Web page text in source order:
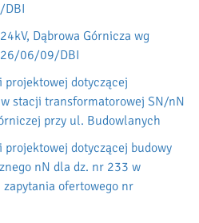
Dąbrowa Górnicza wg
06/09/DBI
dotyczącej
stacji transformatorowej SN/nN
przy ul. Budowlanych
dotyczącej budowy
nN dla dz. nr 233 w
ofertowego nr